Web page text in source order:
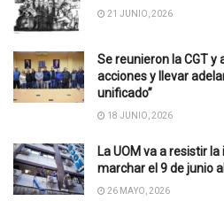
21 JUNIO, 2026
Se reunieron la CGT
acciones y llevar
unificado”
18 JUNIO, 2026
La UOM va a resistir
marchar el 9 de junio
26 MAYO, 2026